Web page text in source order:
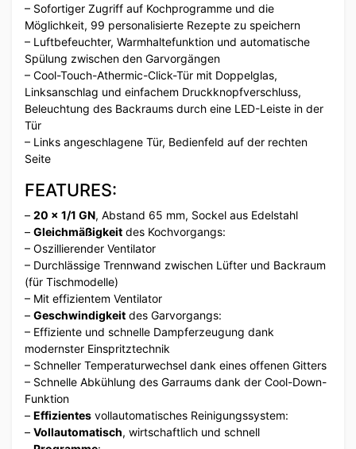
– Sofortiger Zugriff auf Kochprogramme und die
Möglichkeit, 99 personalisierte Rezepte zu speichern
– Luftbefeuchter, Warmhaltefunktion und automatische
Spülung zwischen den Garvorgängen
– Cool-Touch-Athermic-Click-Tür mit Doppelglas,
Linksanschlag und einfachem Druckknopfverschluss,
Beleuchtung des Backraums durch eine LED-Leiste in der
Tür
– Links angeschlagene Tür, Bedienfeld auf der rechten
Seite
FEATURES:
– 20 x 1/1 GN, Abstand 65 mm, Sockel aus Edelstahl
– Gleichmäßigkeit des Kochvorgangs:
– Oszillierender Ventilator
– Durchlässige Trennwand zwischen Lüfter und Backraum
(für Tischmodelle)
– Mit effizientem Ventilator
– Geschwindigkeit des Garvorgangs:
– Effiziente und schnelle Dampferzeugung dank
modernster Einspritztechnik
– Schneller Temperaturwechsel dank eines offenen Gitters
– Schnelle Abkühlung des Garraums dank der Cool-Down-
Funktion
– Effizientes vollautomatisches Reinigungssystem:
– Vollautomatisch, wirtschaftlich und schnell